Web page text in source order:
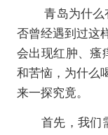
青岛为什么有
否曾经遇到过这
会出现红肿、瘙
和苦恼，为什么
来一探究竟。
首先，我们需